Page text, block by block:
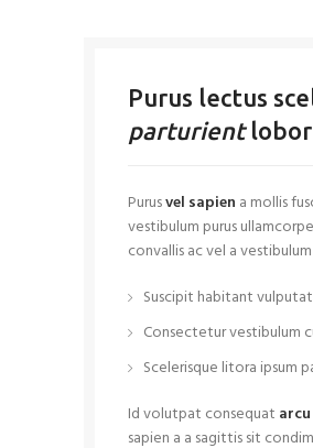
Purus lectus
parturient
Purusvel sapien a mollis
vestibulum purus
convallis ac vel a
Suscipit habitant
Consectetur vestibulum
Scelerisque litora ipsum
Id volutpat consequat
sapien a a sagittis sit